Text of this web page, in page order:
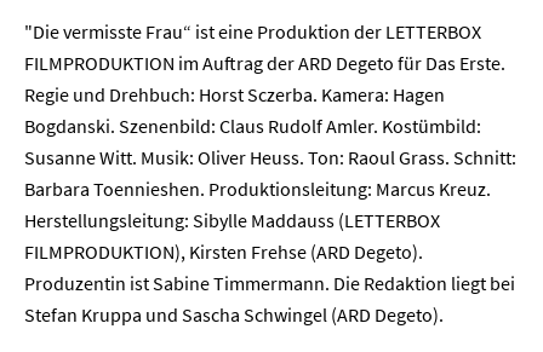
"Die vermisste Frau“ ist eine Produktion der LETTERBOX
FILMPRODUKTION im Auftrag der ARD Degeto für Das Erste.
Regie und Drehbuch: Horst Sczerba. Kamera: Hagen
Bogdanski. Szenenbild: Claus Rudolf Amler. Kostümbild:
Susanne Witt. Musik: Oliver Heuss. Ton: Raoul Grass. Schnitt:
Barbara Toennieshen. Produktionsleitung: Marcus Kreuz.
Herstellungsleitung: Sibylle Maddauss (LETTERBOX
FILMPRODUKTION), Kirsten Frehse (ARD Degeto).
Produzentin ist Sabine Timmermann. Die Redaktion liegt bei
Stefan Kruppa und Sascha Schwingel (ARD Degeto).
Home
Unternehmen
Presse
Karriere